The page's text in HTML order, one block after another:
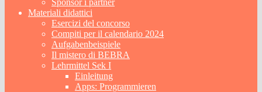
Sponsor i partner
Materiali didattici
Esercizi del concorso
Compiti per il calendario 2024
Aufgabenbeispiele
Il mistero di BEBRA
Lehrmittel Sek I
Einleitung
Apps: Programmieren